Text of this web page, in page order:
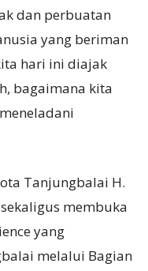
dan perbuatan
yang beriman
hari ini diajak
bagaimana kita
Tanjungbalai H.
membuka
yang
melalui Bagian